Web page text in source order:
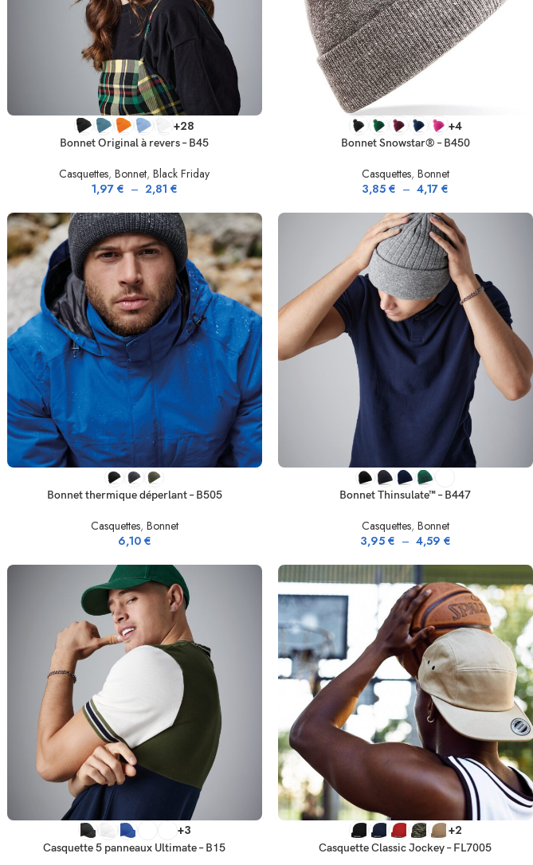
CHOIX DES OPTIONS +28
Bonnet Original à revers – B45
Casquettes,Bonnet,Black Friday
1,97 € – 2,81 €
CHOIX DES OPTIONS +4
Bonnet Snowstar® – B450
Casquettes, Bonnet
3,85€ – 4,17€
CHOIX DES OPTIONS
Bonnet thermique déperlant – B505
Casquettes, Bonnet
6,10 €
CHOIX DES OPTIONS
Bonnet Thinsulate™ – B447
Casquettes, Bonnet
3,95 € – 4,59 €
SELECT OPTIONS +3
Casquette 5 panneaux Ultimate – B15
SELECT OPTIONS +2
Casquette Classic Jockey – FL7005